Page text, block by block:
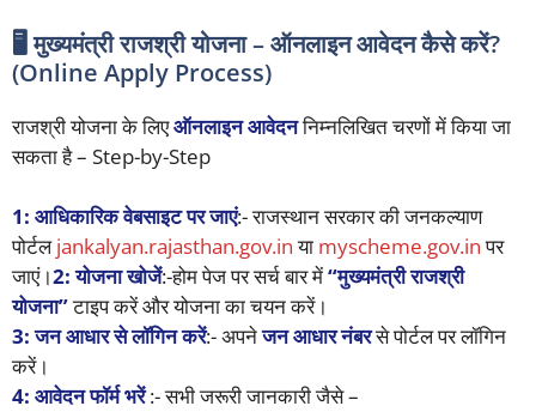
🖥️ मुख्यमंत्री राजश्री योजना – ऑनलाइन आवेदन कैसे करें?
(Online Apply Process)
राजश्री योजना के लिएऑनलाइन आवेदननिम्नलिखित चरणों में किया जा
सकता है – Step-by-Step
1: आधिकारिक वेबसाइट पर जाएं:- राजस्थान सरकार की जनकल्याण
पोर्टलjankalyan.rajasthan.gov.inया myscheme.gov.inपर
जाएं।2: योजना खोजें:-होम पेज पर सर्च बार में“मुख्यमंत्री राजश्री
योजना”टाइप करें और योजना का चयन करें।
3: जन आधार से लॉगिन करें:- अपनेजन आधार नंबरसे पोर्टल पर लॉगिन
करें।
4: आवेदन फॉर्म भरें:- सभी जरूरी जानकारी जैसे –